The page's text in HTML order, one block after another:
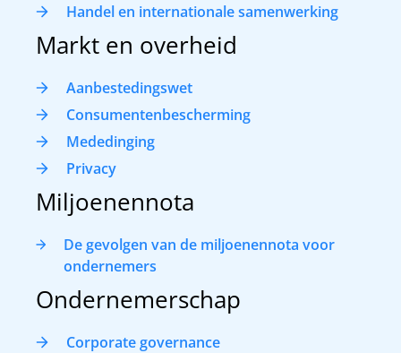
Handel en internationale samenwerking
Markt en overheid
Aanbestedingswet
Consumentenbescherming
Mededinging
Privacy
Miljoenennota
De gevolgen van de miljoenennota voor
ondernemers
Ondernemerschap
Corporate governance